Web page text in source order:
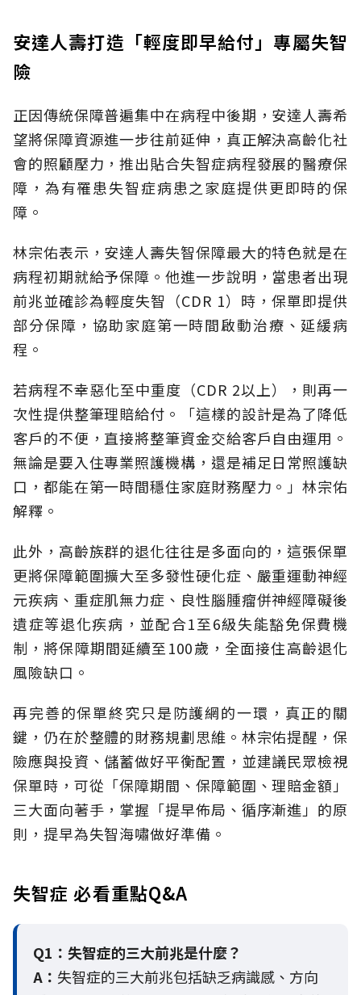
安達人壽打造「輕度即早給付」專屬失智
險
正因傳統保障普遍集中在病程中後期，安達人壽希
望將保障資源進一步往前延伸，真正解決高齡化社
會的照顧壓力，推出貼合失智症病程發展的醫療保
障，為有罹患失智症病患之家庭提供更即時的保
障。
林宗佑表示，安達人壽失智保障最大的特色就是在
病程初期就給予保障。他進一步說明，當患者出現
前兆並確診為輕度失智（CDR 1）時，保單即提供
部分保障，協助家庭第一時間啟動治療、延緩病
程。
若病程不幸惡化至中重度（CDR 2以上），則再一
次性提供整筆理賠給付。「這樣的設計是為了降低
客戶的不便，直接將整筆資金交給客戶自由運用。
無論是要入住專業照護機構，還是補足日常照護缺
口，都能在第一時間穩住家庭財務壓力。」林宗佑
解釋。
此外，高齡族群的退化往往是多面向的，這張保單
更將保障範圍擴大至多發性硬化症、嚴重運動神經
元疾病、重症肌無力症、良性腦腫瘤併神經障礙後
遺症等退化疾病，並配合1至6級失能豁免保費機
制，將保障期間延續至100歲，全面接住高齡退化
風險缺口。
再完善的保單終究只是防護網的一環，真正的關
鍵，仍在於整體的財務規劃思維。 林宗佑提醒，保
險應與投資、儲蓄做好平衡配置，並建議民眾檢視
保單時，可從「保障期間、保障範圍、理賠金額」
三大面向著手，掌握「提早佈局、循序漸進」的原
則，提早為失智海嘯做好準備。
失智症 必看重點Q&A
Q1：失智症的三大前兆是什麼？
A： 失智症的三大前兆包括缺乏病識感、方向